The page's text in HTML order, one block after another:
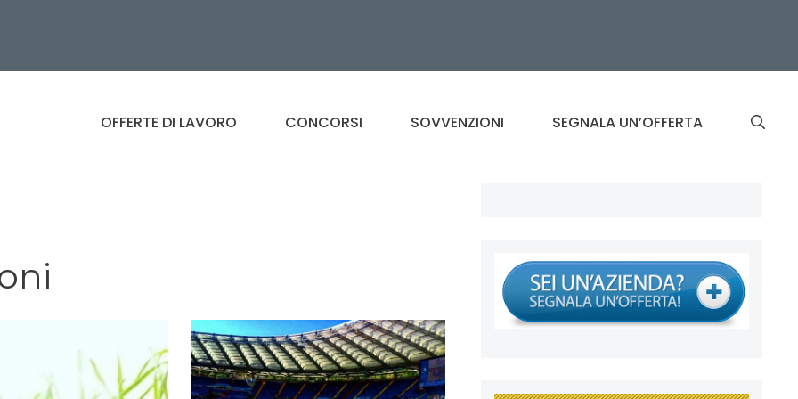
OFFERTE DI LAVORO CONCORSI SOVVENZIONI SEGNALA UN’OFFERTA